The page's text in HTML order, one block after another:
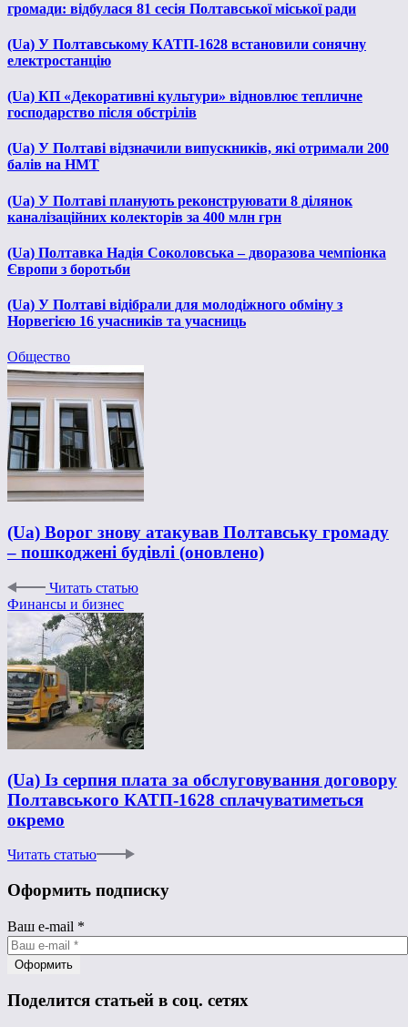
громади: відбулася 81 сесія Полтавської міської ради
(Ua) У Полтавському КАТП-1628 встановили сонячну
електростанцію
(Ua) КП «Декоративні культури» відновлює тепличне
господарство після обстрілів
(Ua) У Полтаві відзначили випускників, які отримали 200
балів на НМТ
(Ua) У Полтаві планують реконструювати 8 ділянок
каналізаційних колекторів за 400 млн грн
(Ua) Полтавка Надія Соколовська – дворазова чемпіонка
Європи з боротьби
(Ua) У Полтаві відібрали для молодіжного обміну з
Норвегією 16 учасників та учасниць
Общество
(Ua) Ворог знову атакував Полтавську громаду
– пошкоджені будівлі (оновлено)
Читать статью
Финансы и бизнес
(Ua) Із серпня плата за обслуговування договору
Полтавського КАТП-1628 сплачуватиметься
окремо
Читать статью
Оформить подписку
Ваш e-mail *
Поделится статьей в соц. сетях